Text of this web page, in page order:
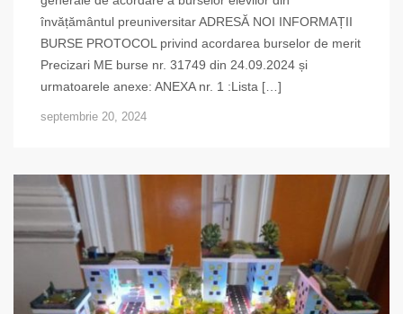
învățământul preuniversitar ADRESĂ NOI INFORMAȚII
BURSE PROTOCOL privind acordarea burselor de merit
Precizari ME burse nr. 31749 din 24.09.2024 și
urmatoarele anexe: ANEXA nr. 1 :Lista […]
septembrie 20, 2024